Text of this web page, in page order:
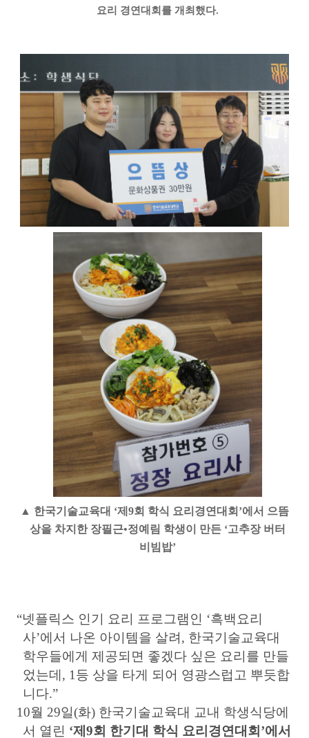
요리 경연대회를 개최했다.
▲ 한국기술교육대 ‘제 9회 학식 요리경연대회 ’에서 으뜸
상을 차지한 장필근•정예림 학생이 만든 ‘고추장 버터
비빔밥’
“넷플릭스 인기 요리 프로그램인 ‘흑백요리
사’에서 나온 아이템을 살려, 한국기술교육대
학우들에게 제공되면 좋겠다 싶은 요리를 만들
었는데, 1 등 상을 타게 되어 영광스럽고 뿌듯합
니다.”
10월 29일(화) 한국기술교육대 교내 학생식당에
서 열린 ‘제9회 한기대 학식 요리경연대회 ’에서